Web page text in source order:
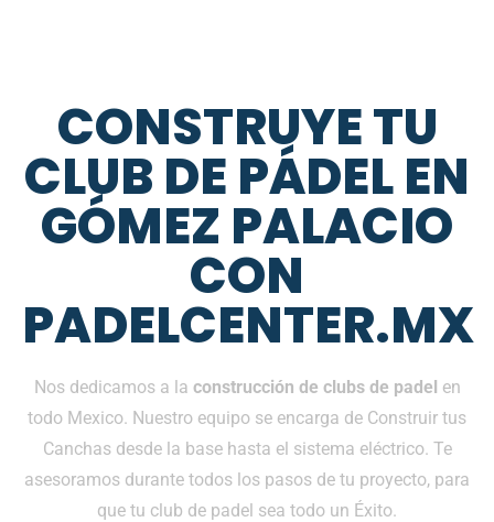
CONSTRUYE TU
CLUB DE PÁDEL EN
GÓMEZ PALACIO
CON
PADELCENTER.MX
Nos dedicamos a la construcción de clubs de padel en
todo Mexico. Nuestro equipo se encarga de Construir tus
Canchas desde la base hasta el sistema eléctrico. Te
asesoramos durante todos los pasos de tu proyecto, para
que tu club de padel sea todo un Éxito.